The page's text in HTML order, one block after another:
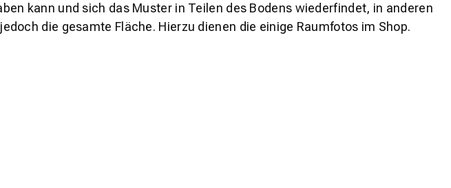
kann und sich das Muster in Teilen des Bodens wiederfindet, in anderen
die gesamte Fläche. Hierzu dienen die einige Raumfotos im Shop.